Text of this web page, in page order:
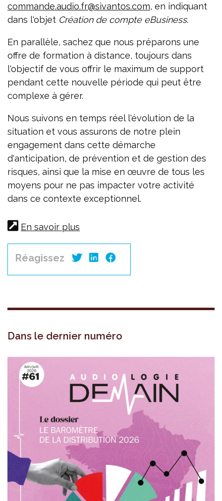
commande.audio.fr@sivantos.com, en indiquant
dans l'objet Création de compte eBusiness.
En parallèle, sachez que nous préparons une
offre de formation à distance, toujours dans
l'objectif de vous offrir le maximum de support
pendant cette nouvelle période qui peut être
complexe à gérer.
Nous suivons en temps réel l'évolution de la
situation et vous assurons de notre plein
engagement dans cette démarche
d'anticipation, de prévention et de gestion des
risques, ainsi que la mise en œuvre de tous les
moyens pour ne pas impacter votre activité
dans ce contexte exceptionnel.
En savoir plus
Réagissez
Dans le dernier numéro